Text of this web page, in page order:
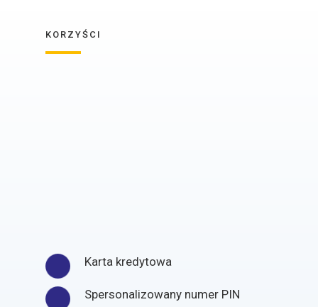
KORZYŚCI
Karta kredytowa
Spersonalizowany numer PIN